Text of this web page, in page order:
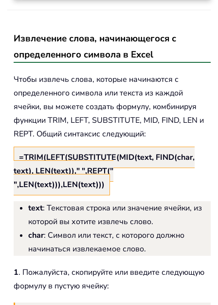
Извлечение слова, начинающегося с
определенного символа в Excel
Чтобы извлечь слова, которые начинаются с
определенного символа или текста из каждой
ячейки, вы можете создать формулу, комбинируя
функции TRIM, LEFT, SUBSTITUTE, MID, FIND, LEN и
REPT. Общий синтаксис следующий:
=TRIM(LEFT(SUBSTITUTE(MID(text, FIND(char,
text), LEN(text))," ",REPT("
",LEN(text))),LEN(text)))
text: Текстовая строка или значение ячейки, из
которой вы хотите извлечь слово.
char: Символ или текст, с которого должно
начинаться извлекаемое слово.
1. Пожалуйста, скопируйте или введите следующую
формулу в пустую ячейку: